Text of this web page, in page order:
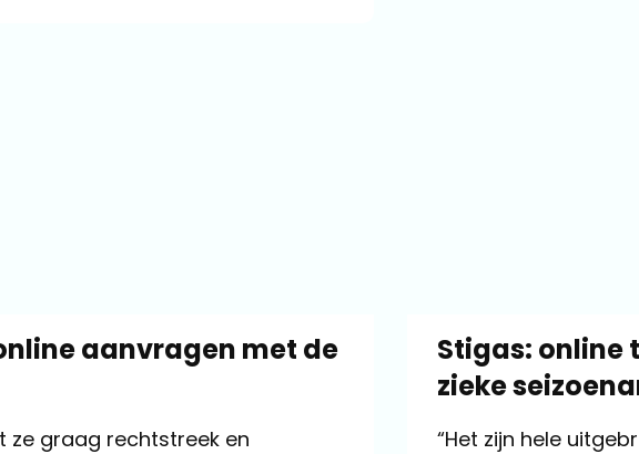
aanvragen met de
ze graag rechtstreek en
Stigas: online
zieke
“Het zijn hele